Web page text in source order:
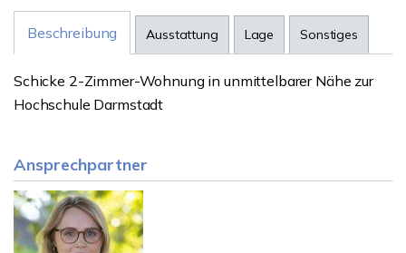
Beschreibung Ausstattung Lage Sonstiges
Schicke 2-Zimmer-Wohnung in unmittelbarer Nähe zur
Hochschule Darmstadt
Ansprechpartner